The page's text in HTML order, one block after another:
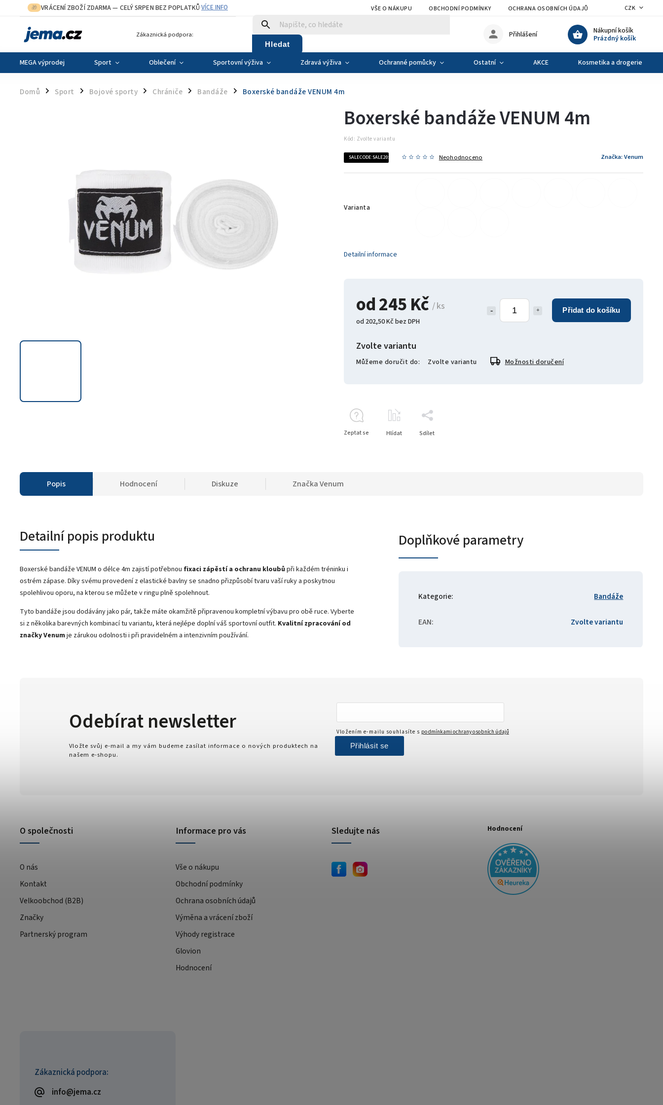
🎁 VRÁCENÍ ZBOŽÍ ZDARMA— CELÝ SRPEN BEZ POPLATKŮ·VÍCE INFO VŠE O NÁKUPU OBCHODNÍ PODMÍNKY OCHRANA OSOBNÍCH ÚDAJŮ VÝMĚNA A VRÁCENÍ
CZK
Zákaznická podpora:
Hledat
Nákupní košík
Prázdný košík
Přihlášení
MEGA výprodej Sport Oblečení Sportovní výživa Zdravá výživa Ochranné pomůcky Ostatní AKCE Kosmetika a drogerie
Domů / Sport / Bojové sporty / Chrániče / Bandáže / Boxerské bandáže VENUM 4m
od245 Kč / ks
od 202,50 Kčbez DPH
Přidat do košíku
Zvolte variantu
Můžeme doručit do: Zvolte variantu Možnosti doručení
Boxerské bandáže VENUM 4m
Kód: Zvolte variantu
SALECODE:SALE20:20:% Neohodnoceno Značka: Venum
Varianta
Detailní informace
Zeptat se Hlídat Sdílet
Popis Hodnocení Diskuze ZnačkaVenum
Detailní popis produktu
Boxerské bandáže VENUM o délce 4m zajistí potřebnou fixaci zápěstí a ochranu kloubů při každém tréninku i
ostrém zápase. Díky svému provedení z elastické bavlny se snadno přizpůsobí tvaru vaší ruky a poskytnou
spolehlivou oporu, na kterou se můžete v ringu plně spolehnout.
Tyto bandáže jsou dodávány jako pár, takže máte okamžitě připravenou kompletní výbavu pro obě ruce. Vyberte
si z několika barevných kombinací tu variantu, která nejlépe doplní váš sportovní outfit. Kvalitní zpracování od
značky Venum je zárukou odolnosti i při pravidelném a intenzivním používání.
Doplňkové parametry
Kategorie: Bandáže
EAN: Zvolte variantu
Zákaznická podpora:
info@jema.cz
O společnosti
O nás
Kontakt
Velkoobchod (B2B)
Značky
Partnerský program
Informace pro vás
Vše o nákupu
Obchodní podmínky
Ochrana osobních údajů
Výměna a vrácení zboží
Výhody registrace
Glovion
Hodnocení
Odebírat newsletter
Vložte svůj e-mail a my vám budeme zasílat informace o nových produktech na
našem e-shopu.
Vložením e-mailu souhlasíte s podmínkami ochrany osobních údajů
Přihlásit se
Sledujte nás Hodnocení